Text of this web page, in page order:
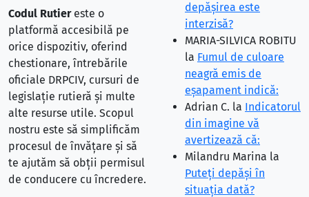
Codul Rutiereste o
platformă accesibilă pe
orice dispozitiv, oferind
chestionare, întrebările
oficiale DRPCIV, cursuri de
legislație rutieră și multe
alte resurse utile. Scopul
nostru este să simplificăm
procesul de învățare și să
te ajutăm să obții permisul
de conducere cu încredere.
depăşirea este
interzisă?
MARIA-SILVICA ROBITU
la Fumul de culoare
neagră emis de
eşapament indică:
Adrian C. la Indicatorul
din imagine vă
avertizează că:
Milandru Marina la
Puteţi depăşi în
situaţia dată?